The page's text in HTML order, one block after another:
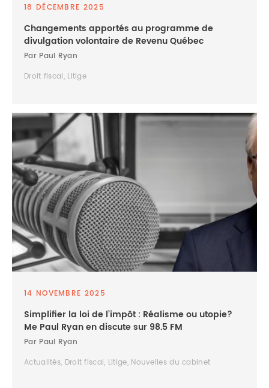
18 DÉCEMBRE 2025
Changements apportés au programme de
divulgation volontaire de Revenu Québec
Par Paul Ryan
Droit fiscal, Litige
14 NOVEMBRE 2025
Simplifier la loi de l’impôt : Réalisme ou utopie?
Me Paul Ryan en discute sur 98.5 FM
Par Paul Ryan
Actualités, Droit fiscal, Litige, Nouvelles du cabinet